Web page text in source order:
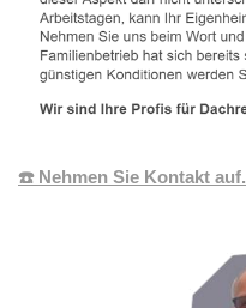
☎️ Nehmen Sie Kontakt auf.